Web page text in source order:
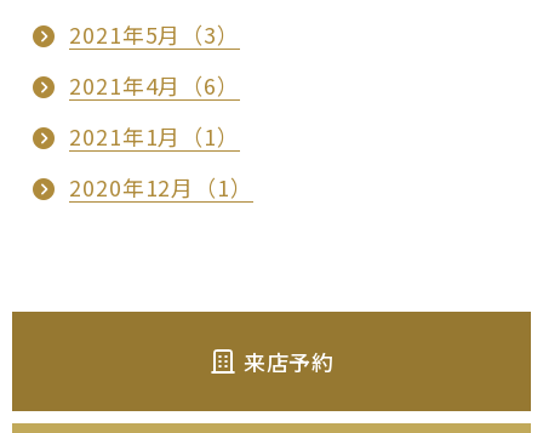
2021年5月（3）
2021年4月（6）
2021年1月（1）
2020年12月（1）
来店予約